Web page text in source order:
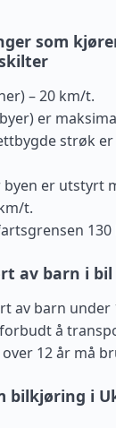
som
– 20 km/t.
er
strøk
er utstyrt
t.
av barn i bil
av barn under
å
12 år må
bilkjøring i